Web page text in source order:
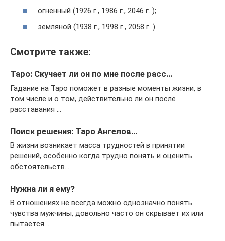
огненный (1926 г., 1986 г., 2046 г. );
земляной (1938 г., 1998 г., 2058 г. ).
Смотрите также:
Таро: Скучает ли он по мне после расс…
Гадание на Таро поможет в разные моменты жизни, в
том числе и о том, действительно ли он после
расставания …
Поиск решения: Таро Ангелов…
В жизни возникает масса трудностей в принятии
решений, особенно когда трудно понять и оценить
обстоятельств…
Нужна ли я ему?
В отношениях не всегда можно однозначно понять
чувства мужчины, довольно часто он скрывает их или
пытается …